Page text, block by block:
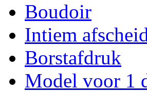
Boudoir
Intiem
Borstafdruk
Model voor 1